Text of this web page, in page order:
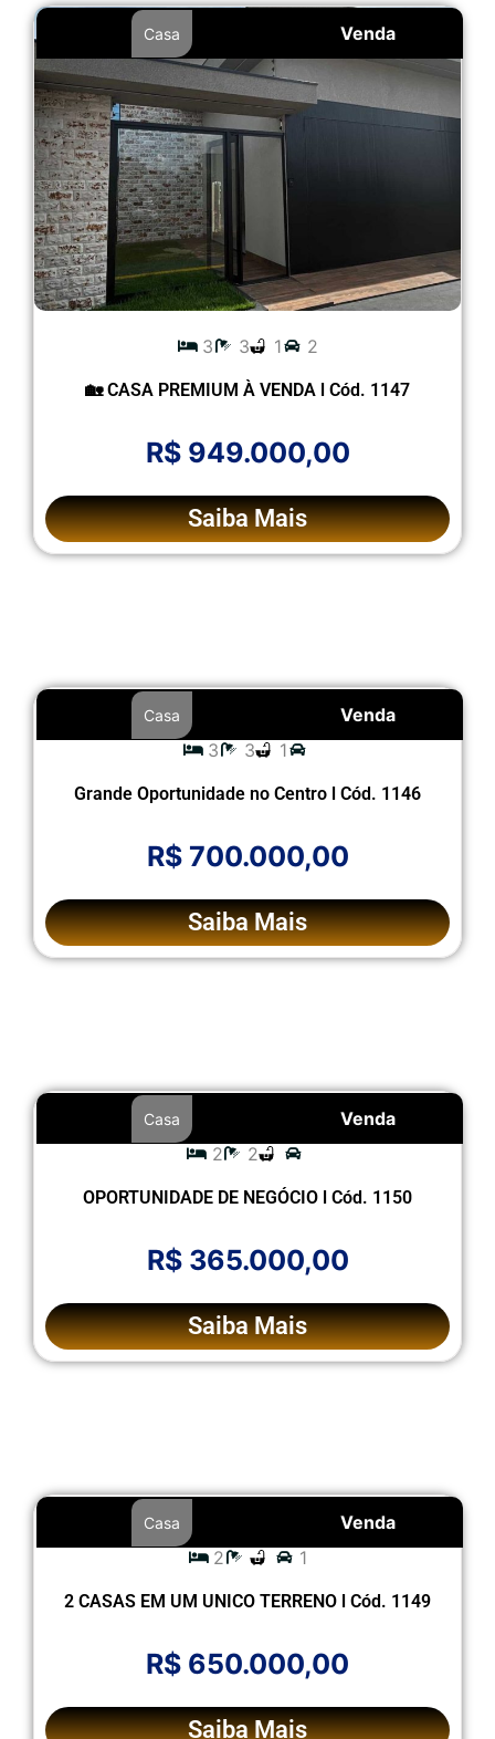
Venda
Casa
3 3 1 2
🏡 CASA PREMIUM À VENDA l Cód. 1147
R$ 949.000,00
Saiba Mais
Venda
Casa
3 3 1
Grande Oportunidade no Centro l Cód. 1146
R$ 700.000,00
Saiba Mais
Venda
Casa
2 2
OPORTUNIDADE DE NEGÓCIO l Cód. 1150
R$ 365.000,00
Saiba Mais
Venda
Casa
2 1
2 CASAS EM UM UNICO TERRENO l Cód. 1149
R$ 650.000,00
Saiba Mais